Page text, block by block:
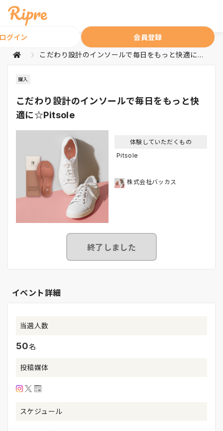
グイン 会員登録
こだわり設計のインソールで毎日をもっと快適に☆Pitsole
購入
こだわり設計のインソールで毎日をもっと快
適に☆Pitsole
体験していただくもの
Pitsole
株式会社バッカス
終了しました
イベント詳細
当選人数
50名
投稿媒体
スケジュール